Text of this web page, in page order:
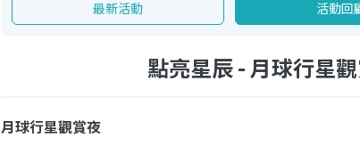
最新活動 活動回
點亮星辰 - 月球行星
月球行星觀賞夜